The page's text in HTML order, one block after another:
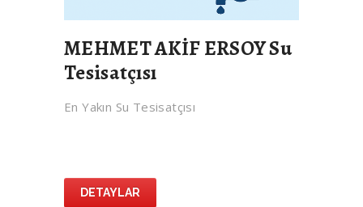
MEHMET AKİF ERSOY Su
Tesisatçısı
En Yakın Su Tesisatçısı
DETAYLAR